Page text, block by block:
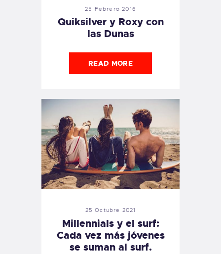
25 Febrero 2016
Quiksilver y Roxy con
las Dunas
READ MORE
25 Octubre 2021
Millennials y el surf:
Cada vez más jóvenes
se suman al surf.